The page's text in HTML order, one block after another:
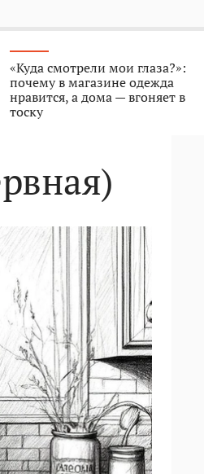
«Куда смотрели мои глаза?»:
почему в магазине одежда
нравится, а дома — вгоняет в
тоску